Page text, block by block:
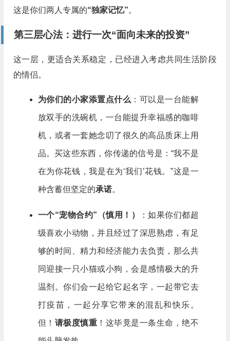
这是你们两人专属的“独家记忆”。
第三层心法：进行一次“面向未来的投资”
这一层，更适合关系稳定，已经进入考虑共同生活阶段
的情侣。
为你们的小家添置点什么 ：可以是一台能解
放双手的洗碗机，一台能提升幸福感的咖啡
机，或者一套她念叨了很久的高品质床上用
品。买这些东西，你传递的信号是：“我不是
在为你花钱，我是在为‘我们’花钱。”这是一
种含蓄但坚定的承诺。
一个“宠物合约”（慎用！） ：如果你们都超
级喜欢小动物，并且经过了深思熟虑，有足
够的时间、精力和经济能力去负责，那么共
同迎接一只小猫或小狗，会是感情极大的升
温剂。你们会一起给它起名字，一起带它去
打疫苗，一起分享它带来的混乱和快乐。
但！ 请极度慎重 ！这毕竟是一条生命，绝不